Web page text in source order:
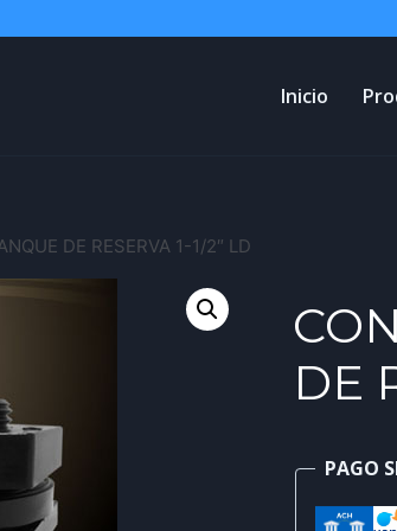
Inicio
DE RESERVA 1-1/2″ LD
DE
PAGO